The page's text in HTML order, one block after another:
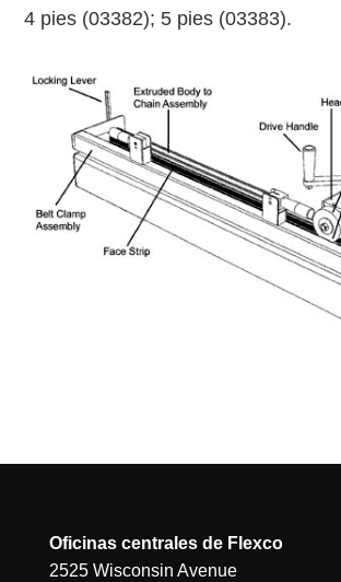
4 pies (03382); 5 pies (03383).
Oficinas centrales de Flexco
2525 Wisconsin Avenue